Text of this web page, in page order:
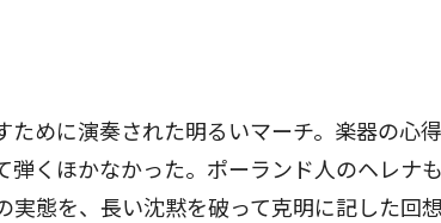
めに演奏された明るいマーチ。楽器の心
くほかなかった。ポーランド人のヘレナも
態を、長い沈黙を破って克明に記した回